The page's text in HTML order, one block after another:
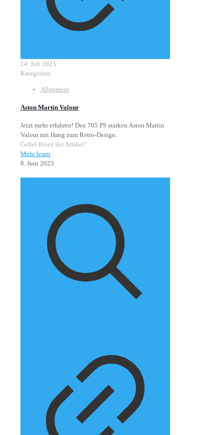
14. Juli 2023
Kategorien
Allgemein
Aston Martin Valour
Jetzt mehr erfahren! Den 705 PS starken Aston Martin
Valour mit Hang zum Retro-Design.
Gefiel Ihnen der Artikel?
Mehr lesen
8. Juni 2023